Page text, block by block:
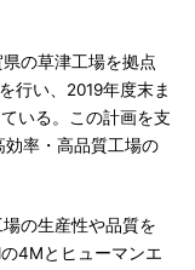
の草津工場を拠点
行い、2019年度末ま
いる。この計画を支
効率・高品質工場の
の生産性や品質を
4Mとヒューマンエ